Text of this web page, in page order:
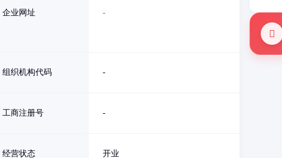
企业网址 -
组织机构代码 -
工商注册号 -
经营状态 开业